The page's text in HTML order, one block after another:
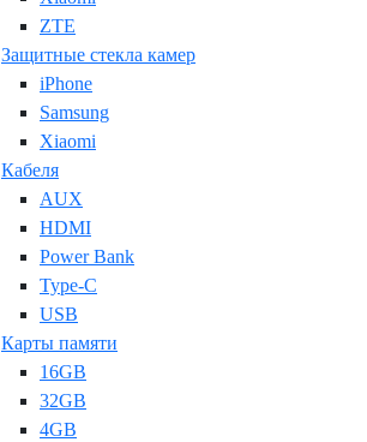
ZTE
Защитные стекла камер
iPhone
Samsung
Xiaomi
Кабеля
AUX
HDMI
Power Bank
Type-C
USB
Карты памяти
16GB
32GB
4GB